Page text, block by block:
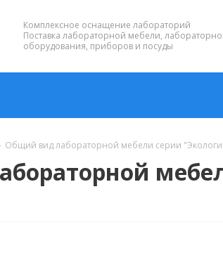
Комплексное оснащение лабораторий
Поставка лабораторной мебели,
оборудования, приборов и посуды
Общий вид лабораторной мебели серии